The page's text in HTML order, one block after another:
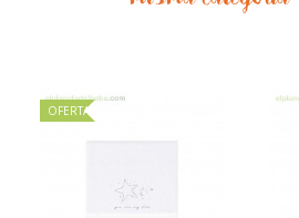
OFERTA